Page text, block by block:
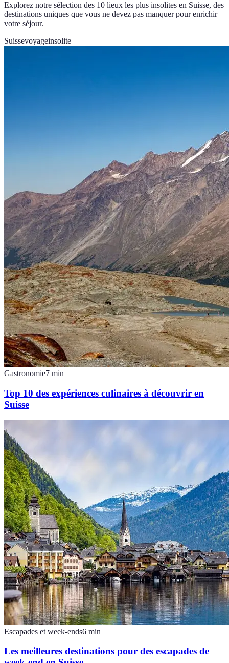
Explorez notre sélection des 10 lieux les plus insolites en Suisse, des
destinations uniques que vous ne devez pas manquer pour enrichir
votre séjour.
Suissevoyageinsolite
Gastronomie7 min
Top 10 des expériences culinaires à découvrir en
Suisse
Escapades et week-ends6 min
Les meilleures destinations pour des escapades de